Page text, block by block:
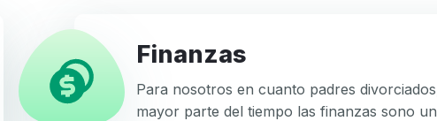
Finanzas
Para nosotros en cuanto padres
mayor parte del tiempo las finanzas sono
Google